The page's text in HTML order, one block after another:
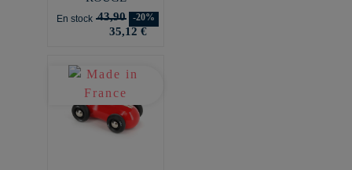
En stock 43,90 -20%
35,12 €